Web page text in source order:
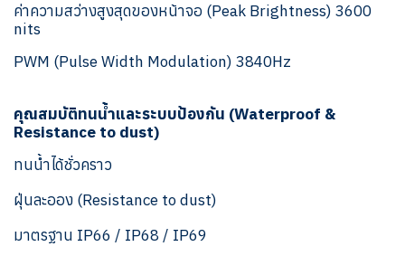
ค่าความสว่างสูงสุดของหน้าจอ (Peak Brightness) 3600
nits
PWM (Pulse Width Modulation) 3840Hz
คุณสมบัติทนน้ำและระบบป้องกัน (Waterproof &
Resistance to dust)
ทนน้ำได้ชั่วคราว
ฝุ่นละออง (Resistance to dust)
มาตรฐาน IP66 / IP68 / IP69